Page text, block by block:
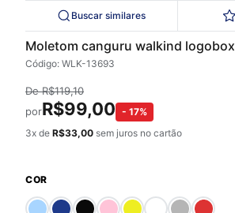
Buscar similares
Moletom canguru walkind logobox
Código: WLK-13693
DeR$119,10
porR$99,00 - 17%
3x de R$33,00 sem juros no cartão
COR